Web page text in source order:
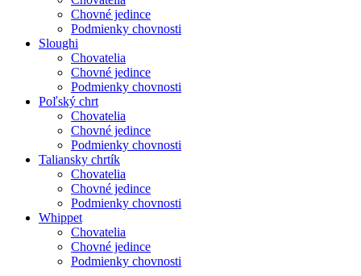
Chovné jedince
Podmienky chovnosti
Sloughi
Chovatelia
Chovné jedince
Podmienky chovnosti
Poľský chrt
Chovatelia
Chovné jedince
Podmienky chovnosti
Taliansky chrtík
Chovatelia
Chovné jedince
Podmienky chovnosti
Whippet
Chovatelia
Chovné jedince
Podmienky chovnosti